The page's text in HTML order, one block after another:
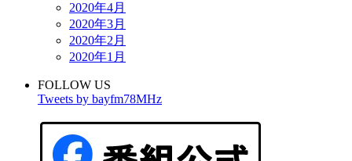
2020年4月
2020年3月
2020年2月
2020年1月
FOLLOW US
Tweets by bayfm78MHz